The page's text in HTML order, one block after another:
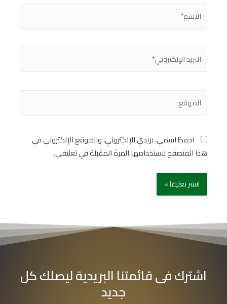
احفظ اسمي، بريدي الإلكتروني، والموقع الإلكتروني في
هذا المتصفح لاستخدامها المرة المقبلة في تعليقي.
اشترك فى قائمتنا البريدية ليصلك كل
جديد